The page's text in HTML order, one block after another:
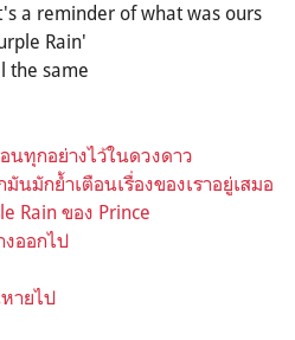
a reminder of what was ours
Rain'
the same
ทุกอย่างไว้ในดวงดาว
มักย้ำเตือนเรื่องของเราอยู่เสมอ
Rain ของ Prince
ออกไป
ายไป